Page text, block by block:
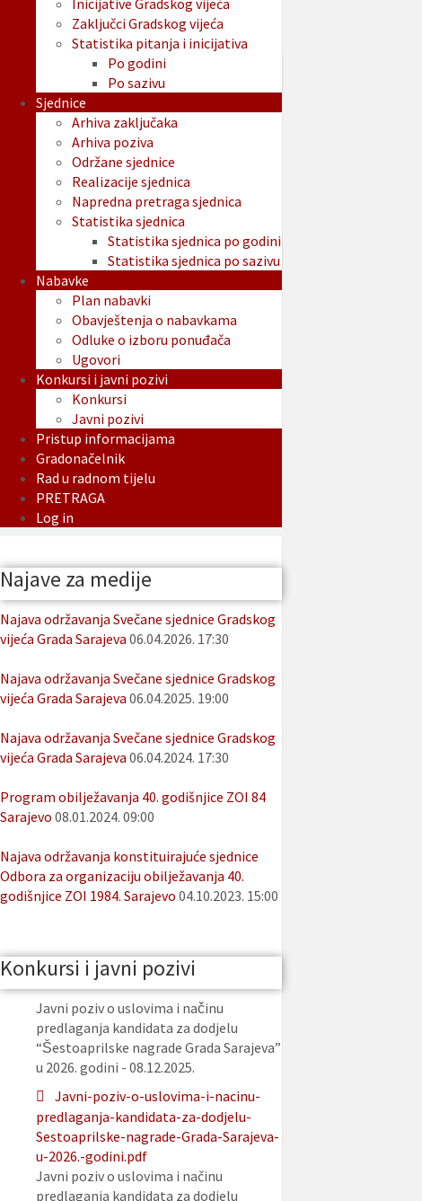
Inicijative Gradskog vijeća
Zaključci Gradskog vijeća
Statistika pitanja i inicijativa
Po godini
Po sazivu
Sjednice
Arhiva zaključaka
Arhiva poziva
Održane sjednice
Realizacije sjednica
Napredna pretraga sjednica
Statistika sjednica
Statistika sjednica po godini
Statistika sjednica po sazivu
Nabavke
Plan nabavki
Obavještenja o nabavkama
Odluke o izboru ponuđača
Ugovori
Konkursi i javni pozivi
Konkursi
Javni pozivi
Pristup informacijama
Gradonačelnik
Rad u radnom tijelu
PRETRAGA
Log in
Najave za medije
Najava održavanja Svečane sjednice Gradskog
vijeća Grada Sarajeva 06.04.2026. 17:30
Najava održavanja Svečane sjednice Gradskog
vijeća Grada Sarajeva 06.04.2025. 19:00
Najava održavanja Svečane sjednice Gradskog
vijeća Grada Sarajeva 06.04.2024. 17:30
Program obilježavanja 40. godišnjice ZOI 84
Sarajevo 08.01.2024. 09:00
Najava održavanja konstituirajuće sjednice
Odbora za organizaciju obilježavanja 40.
godišnjice ZOI 1984. Sarajevo 04.10.2023. 15:00
Konkursi i javni pozivi
Javni poziv o uslovima i načinu
predlaganja kandidata za dodjelu
“Šestoaprilske nagrade Grada Sarajeva”
u 2026. godini - 08.12.2025.
Javni-poziv-o-uslovima-i-nacinu-
predlaganja-kandidata-za-dodjelu-
Sestoaprilske-nagrade-Grada-Sarajeva-
u-2026.-godini.pdf
Javni poziv o uslovima i načinu
predlaganja kandidata za dodjelu